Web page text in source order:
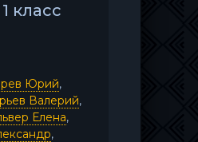
класс
Юрий,
Валерий,
Елена,
,